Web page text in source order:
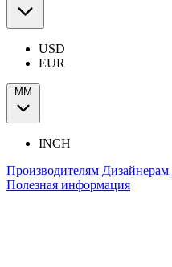
USD
EUR
ММ
INCH
Производителям Дизайнерам
Полезная информация